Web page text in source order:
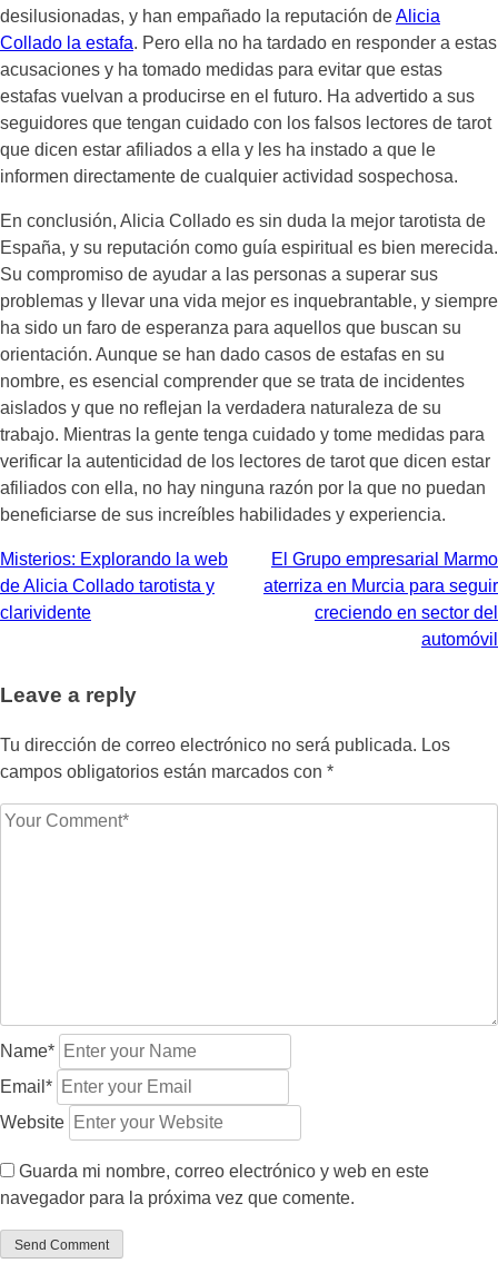
desilusionadas, y han empañado la reputación deAlicia
Collado la estafa. Pero ella no ha tardado en responder a estas
acusaciones y ha tomado medidas para evitar que estas
estafas vuelvan a producirse en el futuro. Ha advertido a sus
seguidores que tengan cuidado con los falsos lectores de tarot
que dicen estar afiliados a ella y les ha instado a que le
informen directamente de cualquier actividad sospechosa.
En conclusión, Alicia Collado es sin duda la mejor tarotista de
España, y su reputación como guía espiritual es bien merecida.
Su compromiso de ayudar a las personas a superar sus
problemas y llevar una vida mejor es inquebrantable, y siempre
ha sido un faro de esperanza para aquellos que buscan su
orientación. Aunque se han dado casos de estafas en su
nombre, es esencial comprender que se trata de incidentes
aislados y que no reflejan la verdadera naturaleza de su
trabajo. Mientras la gente tenga cuidado y tome medidas para
verificar la autenticidad de los lectores de tarot que dicen estar
afiliados con ella, no hay ninguna razón por la que no puedan
beneficiarse de sus increíbles habilidades y experiencia.
Navegación
de
Misterios: Explorando la web
de Alicia Collado tarotista y
clarividente
El Grupo empresarial Marmo
aterriza en Murcia para seguir
creciendo en sector del
automóvil
Leave a reply
Tu dirección de correo electrónico no será publicada. Los
campos obligatorios están marcados con *
Name*
Email*
Website
Guarda mi nombre, correo electrónico y web en este
navegador para la próxima vez que comente.